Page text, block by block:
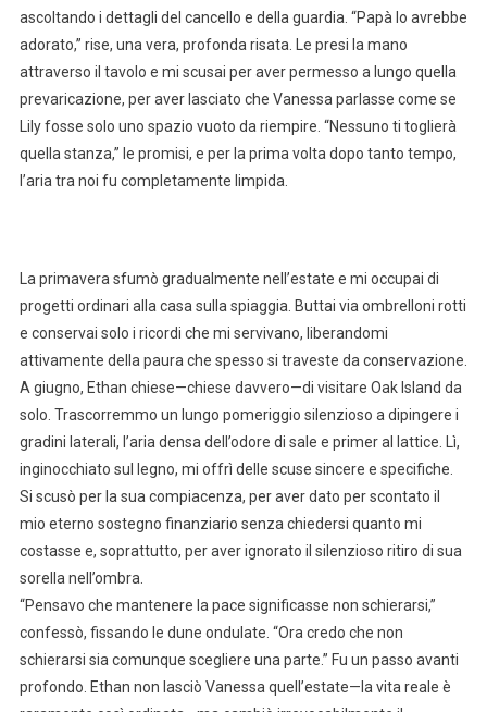
ascoltando i dettagli del cancello e della guardia. “Papà lo avrebbe
adorato,” rise, una vera, profonda risata. Le presi la mano
attraverso il tavolo e mi scusai per aver permesso a lungo quella
prevaricazione, per aver lasciato che Vanessa parlasse come se
Lily fosse solo uno spazio vuoto da riempire. “Nessuno ti toglierà
quella stanza,” le promisi, e per la prima volta dopo tanto tempo,
l’aria tra noi fu completamente limpida.
La primavera sfumò gradualmente nell’estate e mi occupai di
progetti ordinari alla casa sulla spiaggia. Buttai via ombrelloni rotti
e conservai solo i ricordi che mi servivano, liberandomi
attivamente della paura che spesso si traveste da conservazione.
A giugno, Ethan chiese—chiese davvero—di visitare Oak Island da
solo. Trascorremmo un lungo pomeriggio silenzioso a dipingere i
gradini laterali, l’aria densa dell’odore di sale e primer al lattice. Lì,
inginocchiato sul legno, mi offrì delle scuse sincere e specifiche.
Si scusò per la sua compiacenza, per aver dato per scontato il
mio eterno sostegno finanziario senza chiedersi quanto mi
costasse e, soprattutto, per aver ignorato il silenzioso ritiro di sua
sorella nell’ombra.
“Pensavo che mantenere la pace significasse non schierarsi,”
confessò, fissando le dune ondulate. “Ora credo che non
schierarsi sia comunque scegliere una parte.” Fu un passo avanti
profondo. Ethan non lasciò Vanessa quell’estate—la vita reale è